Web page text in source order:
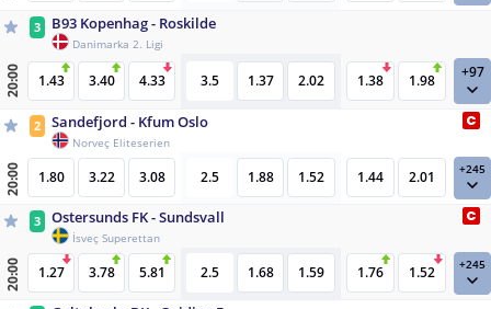
3 B93 Kopenhag - Roskilde
Danimarka 2. Ligi
20:00 1.43 3.40 4.33 3.5 1.37 2.02 1.38 1.98 +97
2 Sandefjord - Kfum Oslo
Norveç Eliteserien
20:00 1.80 3.22 3.08 2.5 1.88 1.52 1.44 2.01 +245
3 Ostersunds FK - Sundsvall
İsveç Superettan
20:00 1.27 3.78 5.81 2.5 1.68 1.59 1.76 1.52 +245